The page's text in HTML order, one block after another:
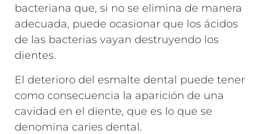
bacteriana que, si no se elimina de manera
adecuada, puede ocasionar que los ácidos
de las bacterias vayan destruyendo los
dientes.
El deterioro del esmalte dental puede tener
como consecuencia la aparición de una
cavidad en el diente, que es lo que se
denomina caries dental.